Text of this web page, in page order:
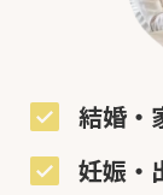
結婚・
妊娠・